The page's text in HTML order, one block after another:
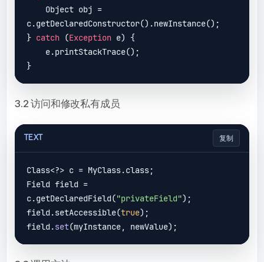
c.getDeclaredConstructor().newInstance();
} catch (Exception e) {
}
3.2 访问和修改私有成员
TEXT 复制
Class<?> c = MyClass.class;
Field field =
c.getDeclaredField("privateField");
field.setAccessible(true);
field.set